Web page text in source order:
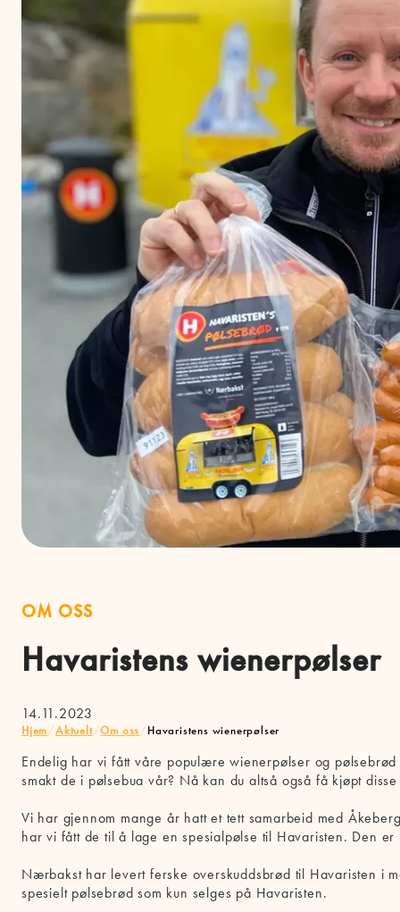
OM OSS
Havaristens wienerpølser
14.11.2023
Hjem/Aktuelt/Om oss/Havaristens wienerpølser
Endelig har vi fått våre populære wienerpølser og
smakt de i pølsebua vår? Nå kan du altså også få kjøpt
Vi har gjennom mange år hatt et tett samarbeid med
har vi fått de til å lage en spesialpølse til Havaristen. Den
Nærbakst har levert ferske overskuddsbrød til Havaristen i
spesielt pølsebrød som kun selges på Havaristen.